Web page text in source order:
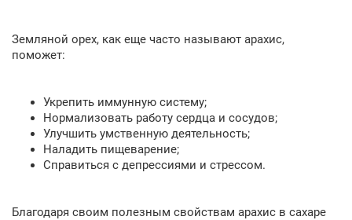
Земляной орех, как еще часто называют арахис,
поможет:
Укрепить иммунную систему;
Нормализовать работу сердца и сосудов;
Улучшить умственную деятельность;
Наладить пищеварение;
Справиться с депрессиями и стрессом.
Благодаря своим полезным свойствам арахис в сахаре